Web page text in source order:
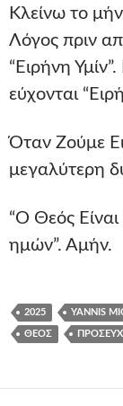
Κλείνω το
Λόγος πριν
“Ειρήνη
εύχονται
Όταν Ζούμε
μεγαλύτερη
“Ο Θεός
ημών”. Αμήν.
2025 YANNIS
ΘΕΌΣ